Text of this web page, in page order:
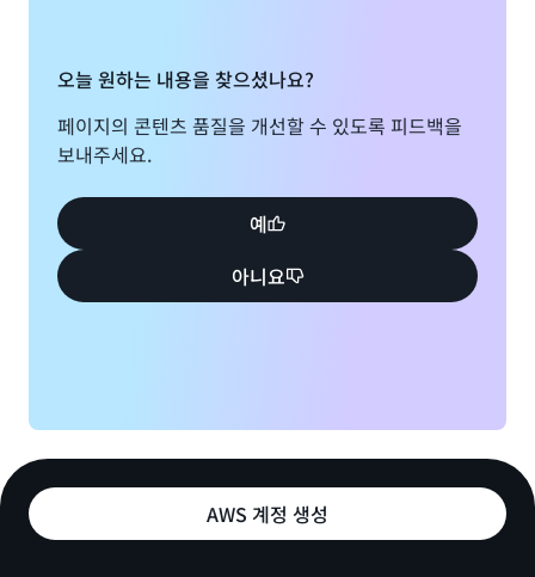
오늘 원하는 내용을 찾으셨나요?
페이지의 콘텐츠 품질을 개선할 수 있도록 피드백을
보내주세요.
예
아니요
AWS 계정 생성